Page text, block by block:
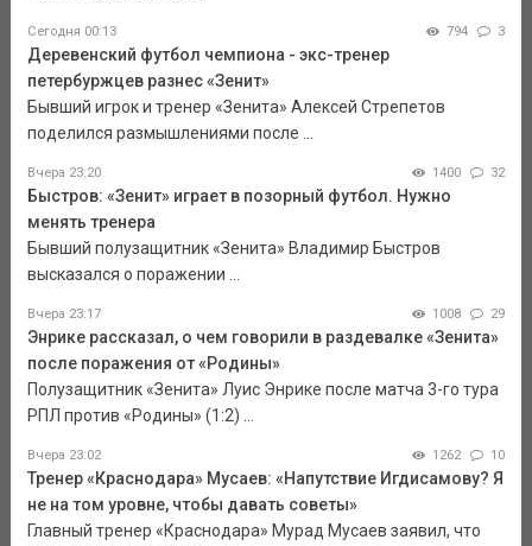
Сегодня 00:13 794 3
Деревенский футбол чемпиона - экс-тренер
петербуржцев разнес «Зенит»
Бывший игрок и тренер «Зенита» Алексей Стрепетов
поделился размышлениями после ...
Вчера 23:20 1400 32
Быстров: «Зенит» играет в позорный футбол. Нужно
менять тренера
Бывший полузащитник «Зенита» Владимир Быстров
высказался о поражении ...
Вчера 23:17 1008 29
Энрике рассказал, о чем говорили в раздевалке «Зенита»
после поражения от «Родины»
Полузащитник «Зенита» Луис Энрике после матча 3-го тура
РПЛ против «Родины» (1:2) ...
Вчера 23:02 1262 10
Тренер «Краснодара» Мусаев: «Напутствие Игдисамову? Я
не на том уровне, чтобы давать советы»
Главный тренер «Краснодара» Мурад Мусаев заявил, что